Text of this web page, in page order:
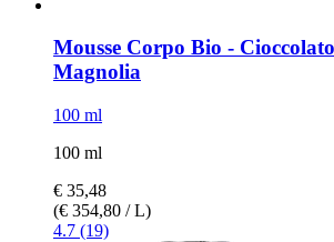
Mousse Corpo Bio -​
Magnolia
100 ml
100 ml
€ 35,48
(€ 354,80 / L)
4.7 (19)